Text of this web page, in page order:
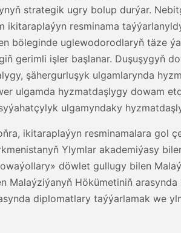
strategik ugry bolup durýar.
ikitaraplaýyn resminama
böleginde uglewodorodlaryň täze
gerimli işler başlanar. Duşuşygyň
şähergurluşyk ulgamlarynda
ulgamda hyzmatdaşlygy dowam
ulgamyndaky
ikitaraplaýyn resminamalara gol
Ylymlar akademiýasy
döwlet gullugy bilen
Malaýziýanyň Hökümetiniň
diplomatlary taýýarlamak we